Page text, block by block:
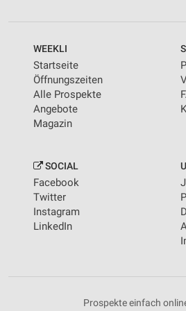
WEEKLI
Startseite
Öffnungszeiten
Alle Prospekte
Angebote
Magazin
SOCIAL
Facebook
Twitter
Instagram
LinkedIn
Prospekte einfach